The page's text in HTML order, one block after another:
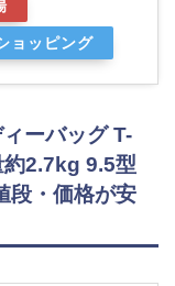
ョッピング
ーバッグ T-
2.7kg 9.5型
段・価格が安